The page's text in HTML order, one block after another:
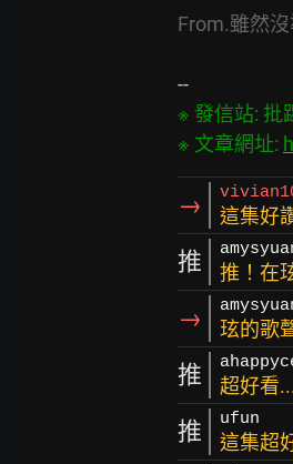
From.雖然
※ 發信站: 批
※ 文章網址:
→ 這集好
推 推！在
→ 玹的歌
推 超好看
推 ufun
這集超